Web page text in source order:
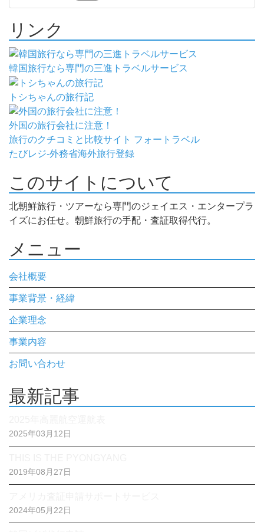
リンク
韓国旅行なら専門の三進トラベルサービス
トシちゃんの旅行記
外国の旅行会社に注意！
旅行のクチコミと比較サイト フォートラベル
たびレジ-外務省海外旅行登録
このサイトについて
北朝鮮旅行・ツアーなら専門のジェイエス・エンタープラ
イズにお任せ。朝鮮旅行の手配・査証取得代行。
メニュー
会社概要
事業背景・経緯
企業理念
事業内容
お問い合わせ
最新記事
2025年03月12日
2019年08月27日
2024年05月22日